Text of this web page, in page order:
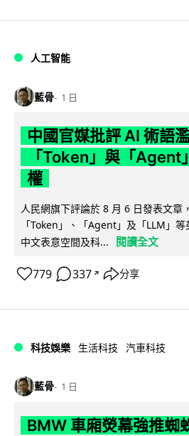
人工智能
藍骨 1 日
中國官媒批評 AI 術語
「Token」與「Agent
權
人民網旗下評論於 8 月 6 日發表文章
「Token」、「Agent」及「LLM」
中文表意空間及科...
閱讀全文
779 337 ↗ 分享
科技娛樂 生活科技 汽車科技
藍骨 1 日
BMW 車廂熒幕強推蜘